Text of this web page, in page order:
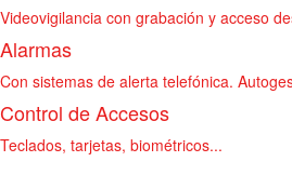
Videovigilancia con grabación y acceso
Alarmas
Con sistemas de alerta telefónica.
Control de Accesos
Teclados, tarjetas, biométricos...